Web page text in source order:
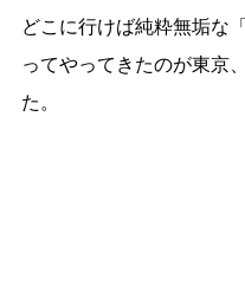
どこに行けば純粋無垢な
ってやってきたのが東京
た。